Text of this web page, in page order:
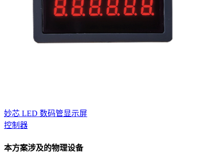
妙芯 LED 数码管显示屏
控制器
本方案涉及的物理设备